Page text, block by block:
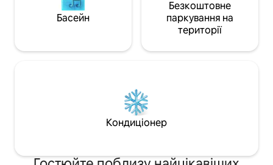
Басейн
Безкоштовне
паркування на
території
Кондиціонер